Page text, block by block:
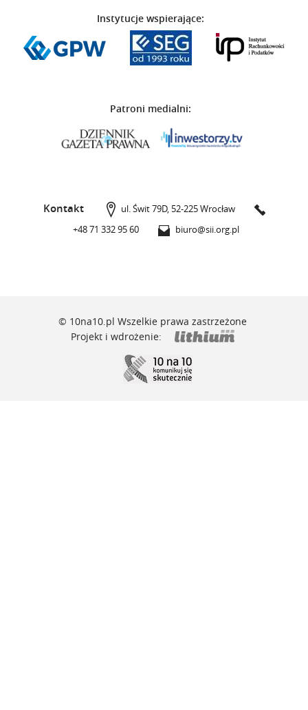
Instytucje wspierające:
Patroni medialni:
Kontakt ul. Świt 79D, 52-225 Wrocław
+48 71 332 95 60
biuro@sii.org.pl
© 10na10.pl Wszelkie prawa zastrzeżone
Projekt i wdrożenie: